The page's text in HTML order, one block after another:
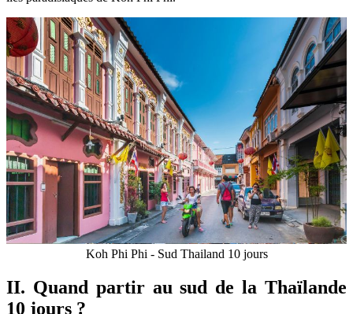
Koh Phi Phi - Sud Thailand 10 jours
II. Quand partir au sud de la Thaïlande
10 jours ?